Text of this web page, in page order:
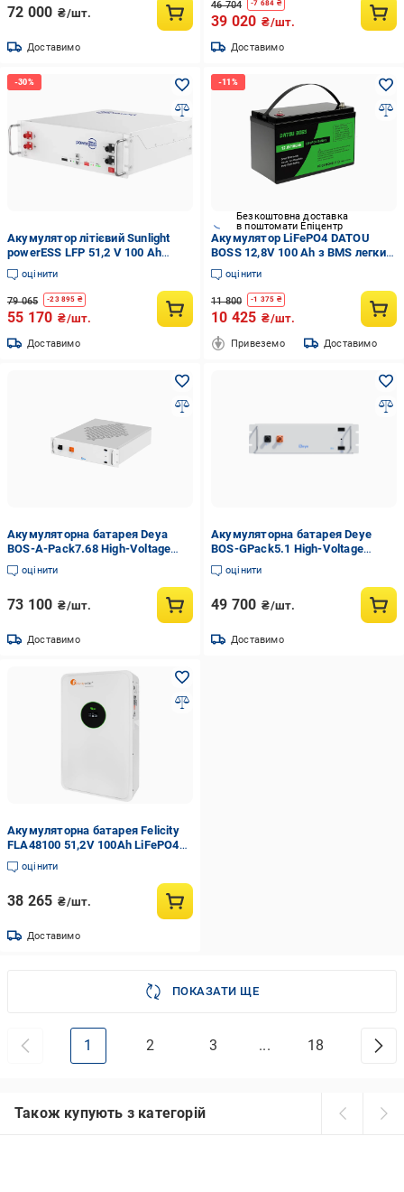
72 000 ₴/шт.
Доставимо
46 704 -7 684 ₴
39 020 ₴/шт.
Доставимо
Акумулятор літієвий Sunlight
powerESS LFP 51,2 V 100 Ah
Білий (22871531)
оцінити
79 065 -23 895 ₴
55 170 ₴/шт.
Доставимо
Безкоштовна доставка
в поштомати Епіцентр
Акумулятор LiFePO4 DATOU
BOSS 12,8V 100 Ah з BMS легкий
5000-15000 циклів
оцінити
11 800 -1 375 ₴
10 425 ₴/шт.
Привеземо Доставимо
Акумуляторна батарея Deya
BOS-A-Pack7.68 High-Voltage
LiFePo4 384 V 200 Ah 768 kWh
оцінити
73 100 ₴/шт.
Доставимо
Акумуляторна батарея Deye
BOS-GPack5.1 High-Voltage
LiFePo4 512 V 100 Ah 512 kWh
оцінити
49 700 ₴/шт.
Доставимо
Акумуляторна батарея Felicity
FLA48100 51,2V 100Ah LiFePO4
663x400x178 48 кг (287575)
оцінити
38 265 ₴/шт.
Доставимо
ПОКАЗАТИ ЩЕ
1 2 3 ... 18
Також купують з категорій